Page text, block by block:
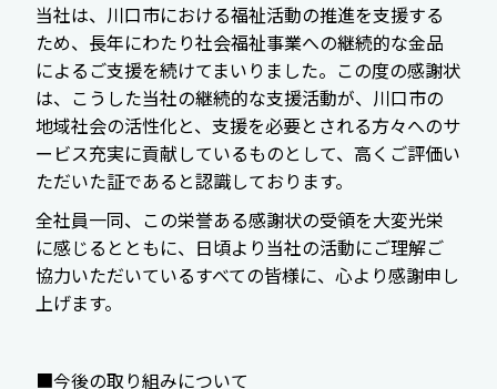
当社は、川口市における福祉活動の推進を支援する
ため、長年にわたり社会福祉事業への継続的な金品
によるご支援を続けてまいりました。この度の感謝状
は、こうした当社の継続的な支援活動が、川口市の
地域社会の活性化と、支援を必要とされる方々へのサ
ービス充実に貢献しているものとして、高くご評価い
ただいた証であると認識しております。
全社員一同、この栄誉ある感謝状の受領を大変光栄
に感じるとともに、日頃より当社の活動にご理解ご
協力いただいているすべての皆様に、心より感謝申し
上げます。
■今後の取り組みについて